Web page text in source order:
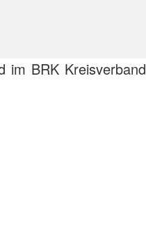
im BRK Kreisverband